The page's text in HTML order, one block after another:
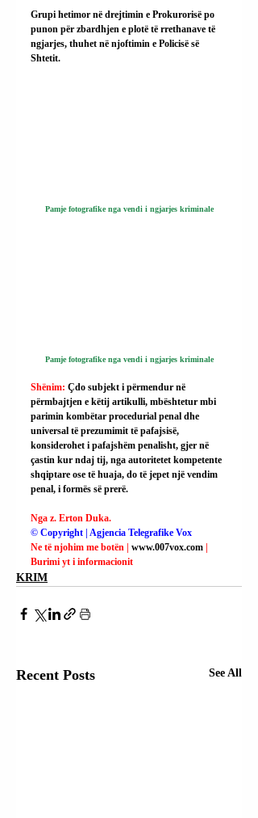
Grupi hetimor në drejtimin e Prokurorisë po
punon për zbardhjen e plotë të rrethanave të
ngjarjes, thuhet në njoftimin e Policisë së
Shtetit.
Pamje fotografike nga vendi i ngjarjes kriminale
Pamje fotografike nga vendi i ngjarjes kriminale
Shënim: Çdo subjekt i përmendur në
përmbajtjen e këtij artikulli, mbështetur mbi
parimin kombëtar procedurial penal dhe
universal të prezumimit të pafajsisë,
konsiderohet i pafajshëm penalisht, gjer në
çastin kur ndaj tij, nga autoritetet kompetente
shqiptare ose të huaja, do të jepet një vendim
penal, i formës së prerë.
Nga z. Erton Duka.
© Copyright | Agjencia Telegrafike Vox
Ne të njohim me botën | www.007vox.com
Burimi yt i informacionit
KRIM
Recent Posts See All